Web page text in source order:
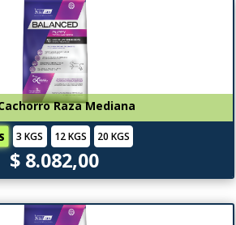
Raza Mediana
3 KGS 12 KGS 20 KGS
$ 8.082,00